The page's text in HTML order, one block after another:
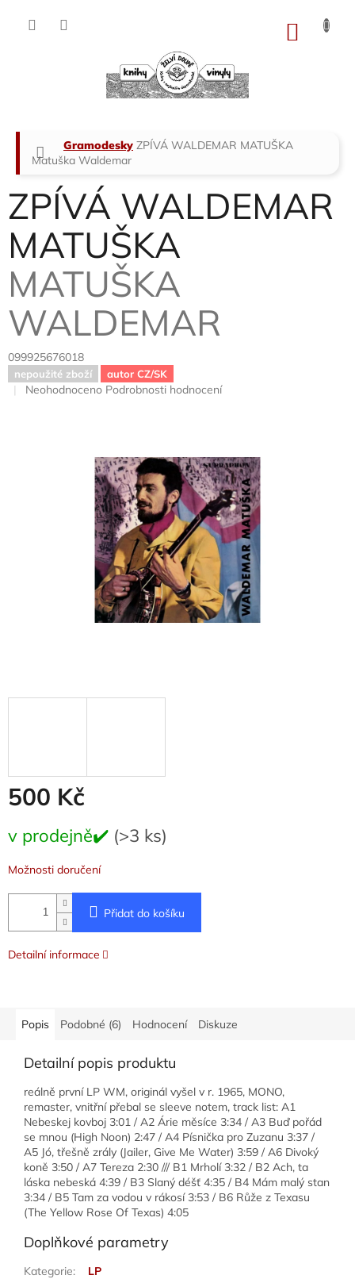
Domů
Gramodesky ZPÍVÁ WALDEMAR MATUŠKA
Matuška Waldemar
ZPÍVÁ WALDEMAR
MATUŠKA
MATUŠKA
WALDEMAR
099925676018
nepoužité zboží autor CZ/SK
Průměrné
Neohodnoceno Podrobnosti hodnocení
500 Kč
cena:
v prodejně✔️ (>3 ks)
Možnosti doručení
Přidat do košíku
Detailní informace
Popis Podobné (6) Hodnocení Diskuze
Detailní popis produktu
reálně první LP WM, originál vyšel v r. 1965, MONO,
remaster, vnitřní přebal se sleeve notem, track list: A1
Nebeskej kovboj 3:01 / A2 Árie měsíce 3:34 / A3 Buď pořád
se mnou (High Noon) 2:47 / A4 Písnička pro Zuzanu 3:37 /
A5 Jó, třešně zrály (Jailer, Give Me Water) 3:59 / A6 Divoký
koně 3:50 / A7 Tereza 2:30 /// B1 Mrholí 3:32 / B2 Ach, ta
láska nebeská 4:39 / B3 Slaný déšť 4:35 / B4 Mám malý stan
3:34 / B5 Tam za vodou v rákosí 3:53 / B6 Růže z Texasu
(The Yellow Rose Of Texas) 4:05
Doplňkové parametry
Kategorie:
LP